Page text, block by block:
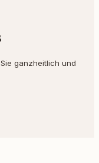
ganzheitlich und